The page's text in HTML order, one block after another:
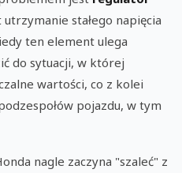
utrzymanie stałego napięcia
ten element ulega
do sytuacji, w której
wartości, co z kolei
pojazdu, w tym
nagle zaczyna "szaleć" z